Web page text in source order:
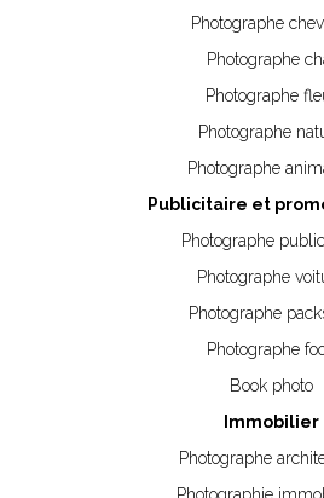
Photographe
Photographe
Photographe
Photographe
Photographe
Publicitaire et
Photographe
Photographe
Photographe
Photographe
Book photo
Immobilier
Photographe